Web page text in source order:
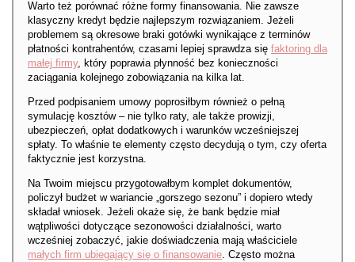
Warto też porównać różne formy finansowania. Nie zawsze
klasyczny kredyt będzie najlepszym rozwiązaniem. Jeżeli
problemem są okresowe braki gotówki wynikające z terminów
płatności kontrahentów, czasami lepiej sprawdza się faktoring dla
małej firmy, który poprawia płynność bez konieczności
zaciągania kolejnego zobowiązania na kilka lat.
Przed podpisaniem umowy poprosiłbym również o pełną
symulację kosztów – nie tylko raty, ale także prowizji,
ubezpieczeń, opłat dodatkowych i warunków wcześniejszej
spłaty. To właśnie te elementy często decydują o tym, czy oferta
faktycznie jest korzystna.
Na Twoim miejscu przygotowałbym komplet dokumentów,
policzył budżet w wariancie „gorszego sezonu” i dopiero wtedy
składał wniosek. Jeżeli okaże się, że bank będzie miał
wątpliwości dotyczące sezonowości działalności, warto
wcześniej zobaczyć, jakie doświadczenia mają właściciele
małych firm ubiegający się o finansowanie. Często można